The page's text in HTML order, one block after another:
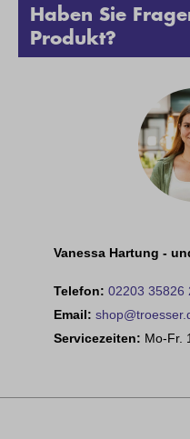
Haben Sie
Produkt?
Vanessa Hartung -
Telefon: 02203 35826
Email:
Servicezeiten: Mo-Fr.